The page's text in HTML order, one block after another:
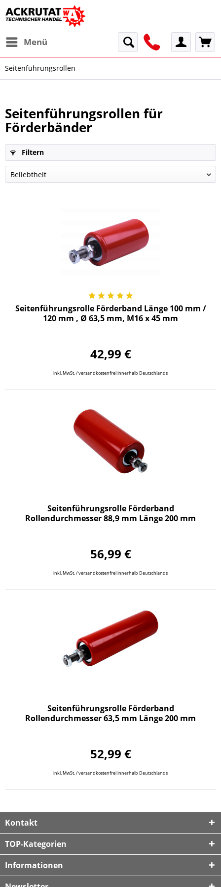
Menü
Seitenführungsrollen
Seitenführungsrollen für
Förderbänder
Filtern
Seitenführungsrolle Förderband Länge 100 mm /
120 mm , Ø 63,5 mm, M16 x 45 mm
42,99 €
inkl. MwSt. / versandkostenfrei innerhalb Deutschlands
Seitenführungsrolle Förderband
Rollendurchmesser 88,9 mm Länge 200 mm
56,99 €
inkl. MwSt. / versandkostenfrei innerhalb Deutschlands
Seitenführungsrolle Förderband
Rollendurchmesser 63,5 mm Länge 200 mm
52,99 €
inkl. MwSt. / versandkostenfrei innerhalb Deutschlands
Kontakt
TOP-Kategorien
Informationen